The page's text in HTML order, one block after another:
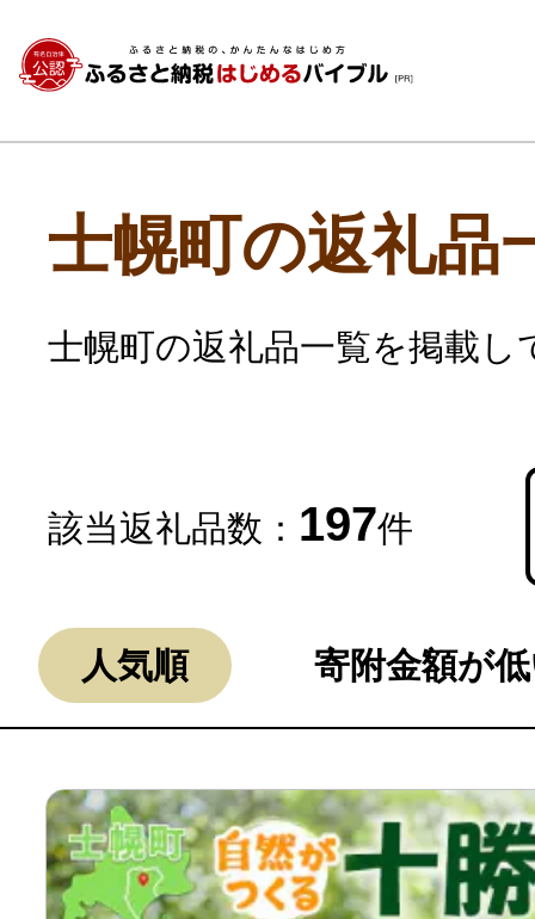
よく見られている返礼品
士幌町の返礼品
士幌町の返礼品一覧を掲載し
該当返礼品数： 197件
人気順 寄附金額が